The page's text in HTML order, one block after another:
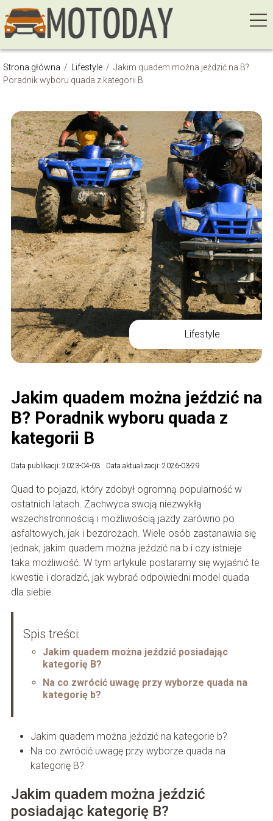
Strona główna / Lifestyle / Jakim quadem można jeździć na B?
Poradnik wyboru quada z kategorii B
Lifestyle
Jakim quadem można jeździć na
B? Poradnik wyboru quada z
kategorii B
Data publikacji: 2023-04-03 Data aktualizacji: 2026-03-29
Quad to pojazd, który zdobył ogromną popularność w
ostatnich latach. Zachwyca swoją niezwykłą
wszechstronnością i możliwością jazdy zarówno po
asfaltowych, jak i bezdrożach. Wiele osób zastanawia się
jednak, jakim quadem można jeździć na b i czy istnieje
taka możliwość. W tym artykule postaramy się wyjaśnić te
kwestie i doradzić, jak wybrać odpowiedni model quada
dla siebie.
Spis treści:
Jakim quadem można jeździć posiadając
kategorię B?
Na co zwrócić uwagę przy wyborze quada na
kategorię b?
Jakim quadem można jeździć na kategorie b?
Na co zwrócić uwagę przy wyborze quada na
kategorię B?
Jakim quadem można jeździć
posiadając kategorię B?